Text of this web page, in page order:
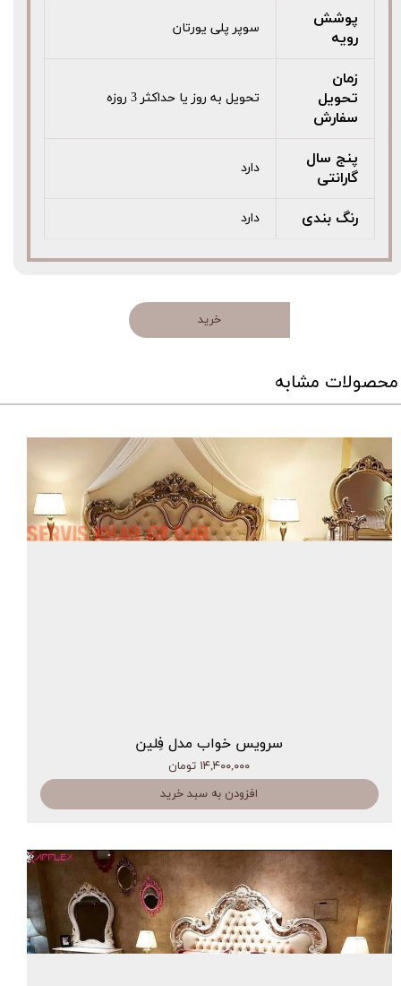
پوشش
رویه
سوپر پلی یورتان
زمان
تحویل
سفارش
تحویل به روز یا حداکثر 3 روزه
پنج سال
گارانتی
دارد
رنگ بندی دارد
خرید
محصولات مشابه
سرویس خواب مدل فِلین
۱۴,۴۰۰,۰۰۰ تومان
افزودن به سبد خرید